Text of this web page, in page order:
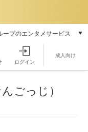
ープのエンタメサービス
/ゲーム/CD/DVD
子書籍
画配信
ログイン
成人向け
ごっじ）